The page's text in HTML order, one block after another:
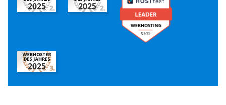
2025 2025
2025